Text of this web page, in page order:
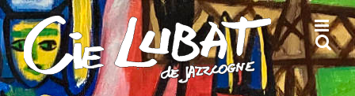
Passer
au
contenu